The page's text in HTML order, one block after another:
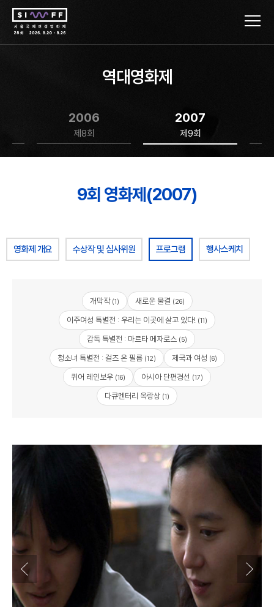
역대영화제
2006
제8회
2007
제9회
9회 영화제(2007)
영화제 개요 수상작 및 심사위원 프로그램 행사스케치
개막작(1) 새로운 물결 (26)
이주여성 특별전 : 우리는 이곳에 살고 있다! (11)
감독 특별전 : 마르타 메자로스 (5)
청소녀 특별전 : 걸즈 온 필름(12) 제국과 여성 (6)
퀴어 레인보우 (16) 아시아 단편경선 (17)
다큐멘터리 옥랑상 (1)